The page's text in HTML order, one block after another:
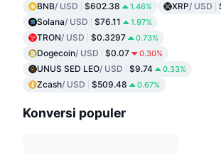
BNB/ USD $602.38 1.46% XRP/ USD
Solana/ USD $76.11 1.97%
TRON/ USD $0.3297 0.73%
Dogecoin/ USD $0.07 0.30%
UNUS SED LEO/ USD $9.74 0.33%
Zcash/ USD $509.48 0.67%
Konversi populer